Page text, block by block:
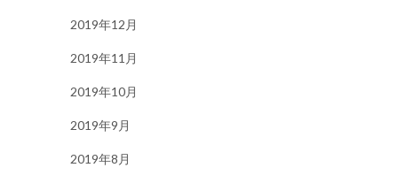
2019年12月
2019年11月
2019年10月
2019年9月
2019年8月